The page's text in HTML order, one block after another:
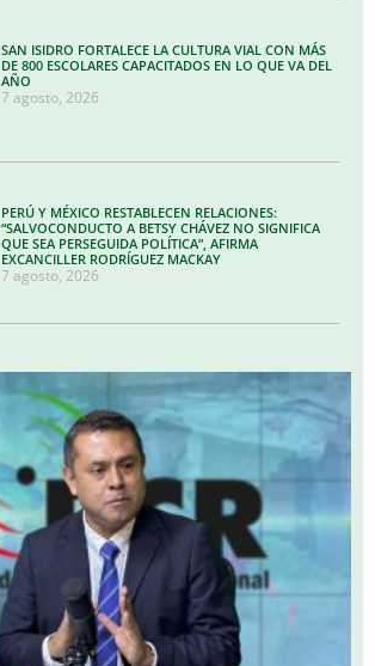
SAN ISIDRO FORTALECE LA CULTURA VIAL CON MÁS
DE 800 ESCOLARES CAPACITADOS EN LO QUE VA DEL
AÑO
7 agosto, 2026
PERÚ Y MÉXICO RESTABLECEN RELACIONES:
“SALVOCONDUCTO A BETSY CHÁVEZ NO SIGNIFICA
QUE SEA PERSEGUIDA POLÍTICA”, AFIRMA
EXCANCILLER RODRÍGUEZ MACKAY
7 agosto, 2026